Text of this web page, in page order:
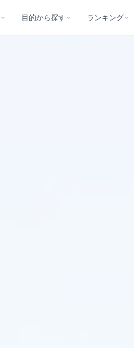
目的から探す ランキング